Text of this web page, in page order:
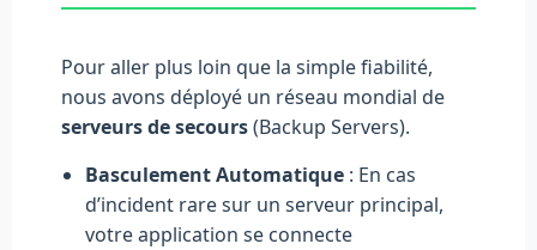
Pour aller plus loin que la simple fiabilité,
nous avons déployé un réseau mondial de
serveurs de secours(Backup Servers).
Basculement Automatique : En cas
d’incident rare sur un serveur principal,
votre application se connecte